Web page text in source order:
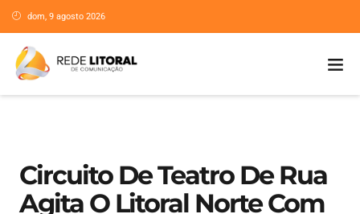
dom, 9 agosto 2026
Circuito De Teatro De Rua
Agita O Litoral Norte Com